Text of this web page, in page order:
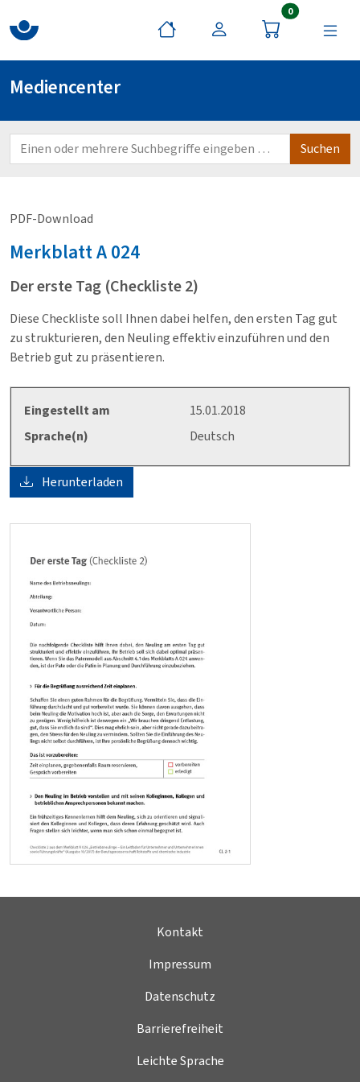
0Artikel im
Mediencenter
PDF-Download
MerkblattA 024
Der erste Tag (Checkliste 2)
Diese Checkliste soll Ihnen dabei helfen, den ersten Tag gut
zu strukturieren, den Neuling effektiv einzuführen und den
Betrieb gut zu präsentieren.
Eingestellt am
15.01.2018
Sprache(n)
Deutsch
Herunterladen
Kontakt
Impressum
Datenschutz
Barrierefreiheit
Leichte Sprache